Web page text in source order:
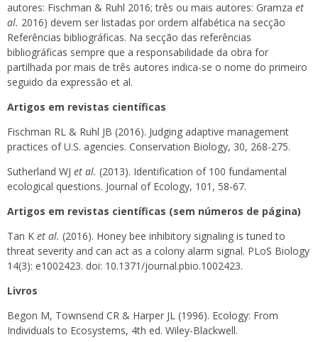
autores: Fischman & Ruhl 2016; três ou mais autores: Gramza et
al. 2016) devem ser listadas por ordem alfabética na secção
Referências bibliográficas. Na secção das referências
bibliográficas sempre que a responsabilidade da obra for
partilhada por mais de três autores indica-se o nome do primeiro
seguido da expressão et al.
Artigos em revistas científicas
Fischman RL & Ruhl JB (2016). Judging adaptive management
practices of U.S. agencies. Conservation Biology, 30, 268-275.
Sutherland WJ et al. (2013). Identification of 100 fundamental
ecological questions. Journal of Ecology, 101, 58-67.
Artigos em revistas científicas (sem números de página)
Tan K et al. (2016). Honey bee inhibitory signaling is tuned to
threat severity and can act as a colony alarm signal. PLoS Biology
14(3): e1002423. doi: 10.1371/journal.pbio.1002423.
Livros
Begon M, Townsend CR & Harper JL (1996). Ecology: From
Individuals to Ecosystems, 4th ed. Wiley-Blackwell.